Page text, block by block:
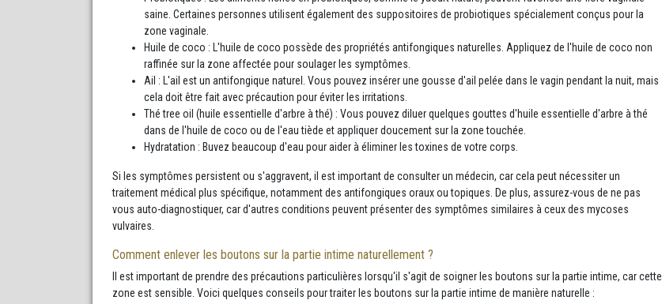
saine. Certaines personnes utilisent également des suppositoires de probiotiques spécialement conçus pour la
zone vaginale.
Huile de coco : L'huile de coco possède des propriétés antifongiques naturelles. Appliquez de l'huile de coco non
raffinée sur la zone affectée pour soulager les symptômes.
Ail : L'ail est un antifongique naturel. Vous pouvez insérer une gousse d'ail pelée dans le vagin pendant la nuit, mais
cela doit être fait avec précaution pour éviter les irritations.
Thé tree oil (huile essentielle d'arbre à thé) : Vous pouvez diluer quelques gouttes d'huile essentielle d'arbre à thé
dans de l'huile de coco ou de l'eau tiède et appliquer doucement sur la zone touchée.
Hydratation : Buvez beaucoup d'eau pour aider à éliminer les toxines de votre corps.
Si les symptômes persistent ou s'aggravent, il est important de consulter un médecin, car cela peut nécessiter un
traitement médical plus spécifique, notamment des antifongiques oraux ou topiques. De plus, assurez-vous de ne pas
vous auto-diagnostiquer, car d'autres conditions peuvent présenter des symptômes similaires à ceux des mycoses
vulvaires.
Comment enlever les boutons sur la partie intime naturellement ?
Il est important de prendre des précautions particulières lorsqu'il s'agit de soigner les boutons sur la partie intime, car cette
zone est sensible. Voici quelques conseils pour traiter les boutons sur la partie intime de manière naturelle :